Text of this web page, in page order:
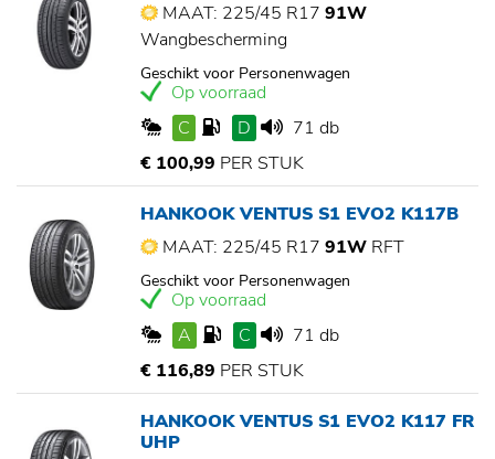
MAAT: 225/45 R17 91W
Wangbescherming
Geschikt voor Personenwagen
Op voorraad
C
D
71 db
€ 100,99 PER STUK
HANKOOK VENTUS S1 EVO2 K117B
MAAT: 225/45 R17 91W RFT
Geschikt voor Personenwagen
Op voorraad
A
C
71 db
€ 116,89 PER STUK
HANKOOK VENTUS S1 EVO2 K117 FR
UHP